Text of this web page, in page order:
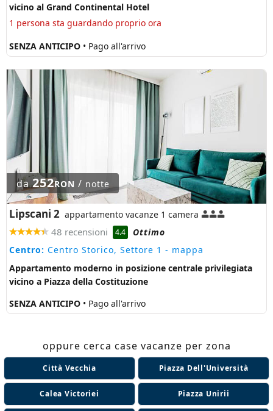
vicino al Grand Continental Hotel
1 persona sta guardando proprio ora
SENZA ANTICIPO • Pago all'arrivo
da252RON / notte
Lipscani 2 appartamento vacanze 1 camera
48 recensioni 4.4
Ottimo
Centro: Centro Storico, Settore 1 - mappa
Appartamento moderno in posizione centrale privilegiata
vicino a Piazza della Costituzione
SENZA ANTICIPO • Pago all'arrivo
oppure cerca case vacanze per zona
Città Vecchia Piazza Dell'Università
Calea Victoriei Piazza Unirii